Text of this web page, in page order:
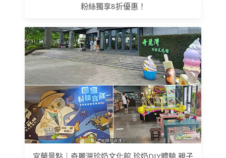
粉絲獨享8折優惠！
宜蘭景點｜奇麗灣珍奶文化館,珍奶DIY體驗,親子